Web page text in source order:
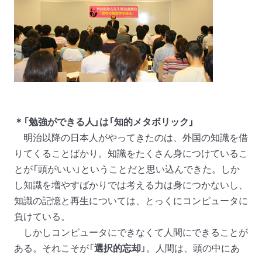
＊「勉強ができる人」は「知的メタボリック」
明治以降の日本人がやってきたのは、外国の知識を借
りてくることばかり。知識をたくさん身につけているこ
とが「頭がいい」ということだと思い込んできた。しか
し知識を増やすばかりでは考える力は身につかないし、
知識の記憶と再生については、とっくにコンピュータに
負けている。
しかしコンピュータにできなくて人間にできることが
ある。それこそが「選択的忘却」。人間は、頭の中にあ